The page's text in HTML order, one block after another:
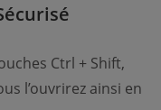
Ctrl + Shift,
l’ouvrirez ainsi en